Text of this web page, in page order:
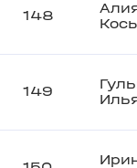
148
149